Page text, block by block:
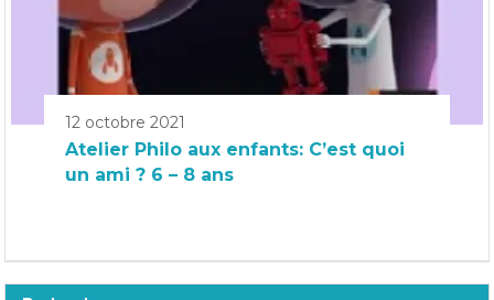
12 octobre 2021
Atelier Philo aux enfants: C’est quoi
un ami ? 6 – 8 ans